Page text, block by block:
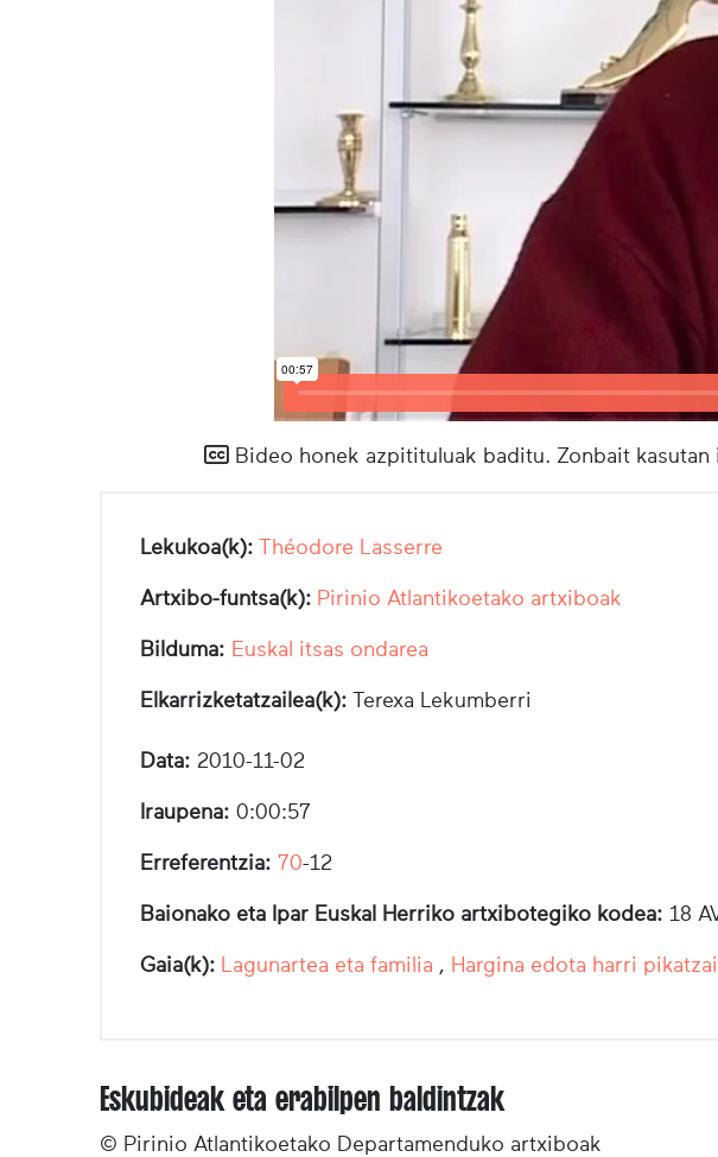
Bideo honek azpitituluak baditu. Zonbait
Lekukoa(k): Théodore Lasserre
Artxibo-funtsa(k): Pirinio Atlantikoetako artxiboak
Bilduma: Euskal itsas ondarea
Elkarrizketatzailea(k): Terexa Lekumberri
Data: 2010-11-02
Iraupena: 0:00:57
Erreferentzia: 70-12
Baionako eta Ipar Euskal Herriko artxibotegiko kodea: 18
Gaia(k): Lagunartea eta familia , Hargina edota harri
Eskubideak eta erabilpen baldintzak
© Pirinio Atlantikoetako Departamenduko artxiboak